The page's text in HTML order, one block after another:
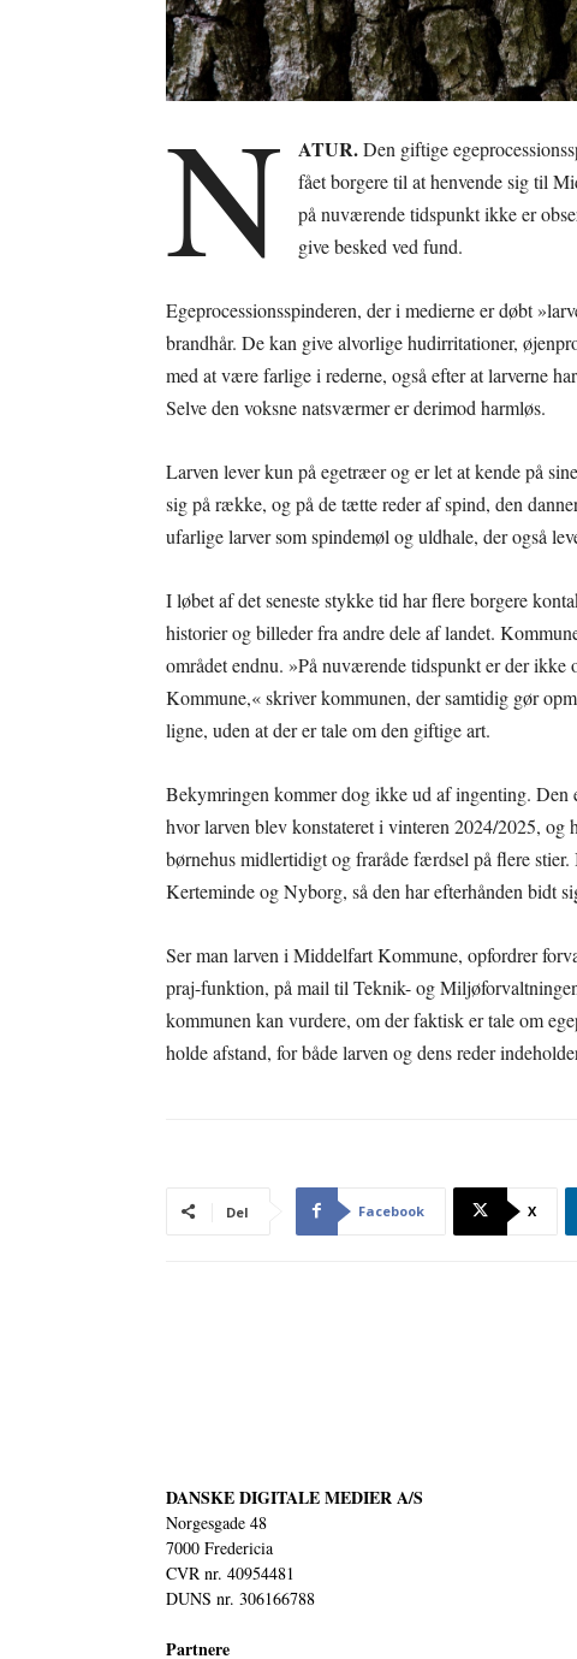
N ATUR.Den giftige
fået borgere til at henvende sig til
på nuværende tidspunkt ikke er
give besked ved fund.
Egeprocessionsspinderen, der i medierne er døbt
brandhår. De kan give alvorlige hudirritationer,
med at være farlige i rederne, også efter at larverne
Selve den voksne natsværmer er derimod harmløs.
Larven lever kun på egetræer og er let at kende på
sig på række, og på de tætte reder af spind, den
ufarlige larver som spindemøl og uldhale, der også
I løbet af det seneste stykke tid har flere borgere
historier og billeder fra andre dele af landet.
området endnu. »På nuværende tidspunkt er der ikke
Kommune,« skriver kommunen, der samtidig gør
ligne, uden at der er tale om den giftige art.
Bekymringen kommer dog ikke ud af ingenting. Den
hvor larven blev konstateret i vinteren 2024/2025,
børnehus midlertidigt og fraråde færdsel på flere
Kerteminde og Nyborg, så den har efterhånden bidt
Ser man larven i Middelfart Kommune, opfordrer
praj-funktion, på mail til Teknik- og
kommunen kan vurdere, om der faktisk er tale om
holde afstand, for både larven og dens reder
Del Facebook X
DANSKE DIGITALE MEDIER A/S
Norgesgade 48
7000 Fredericia
CVR nr. 40954481
DUNS nr. 306166788
Partnere